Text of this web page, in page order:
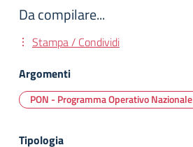
Da compilare...
Stampa / Condividi
Argomenti
PON - Programma Operativo Nazionale
Tipologia